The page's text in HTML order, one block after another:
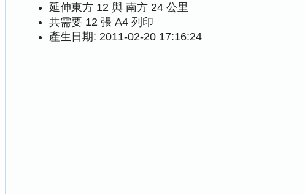
延伸東方 12 與 南方 24 公里
共需要 12 張 A4 列印
產生日期: 2011-02-20 17:16:24